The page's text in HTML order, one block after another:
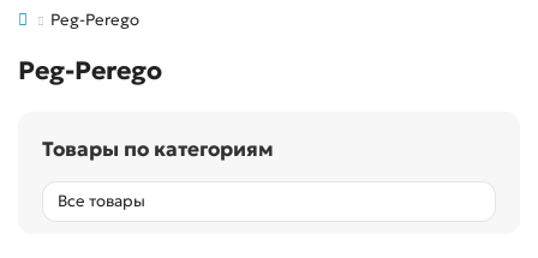
Peg-Perego
Peg-Perego
Товары по категориям